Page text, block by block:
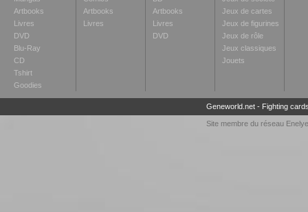
Artbooks
Livres
DVD
Blu-Ray
CD
Tshirt
Goodies
Artbooks
Livres
Artbooks
Livres
DVD
Jeux de cartes
Jeux de figurines
Jeux de rôle
Jeux classiques
Jouets
Geneworld.net- Fighting
Site membre du réseau Enelye